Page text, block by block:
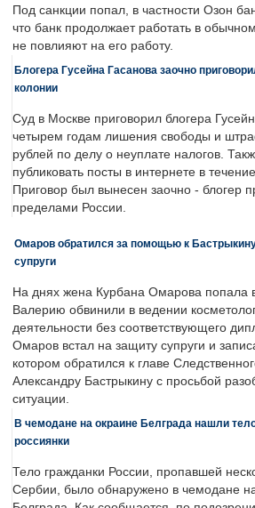
Под санкции попал, в частности Озон
что банк продолжает работать в
не повлияют на его работу.
Блогера Гусейна Гасанова заочно
колонии
Суд в Москве приговорил блогера
четырем годам лишения свободы и
рублей по делу о неуплате налогов.
публиковать посты в интернете в
Приговор был вынесен заочно - блогер
пределами России.
Омаров обратился за помощью к
супруги
На днях жена Курбана Омарова попала
Валерию обвинили в ведении
деятельности без соответствующего
Омаров встал на защиту супруги и
котором обратился к главе
Александру Бастрыкину с просьбой
ситуации.
В чемодане на окраине Белграда нашли
россиянки
Тело гражданки России, пропавшей
Сербии, было обнаружено в чемодане